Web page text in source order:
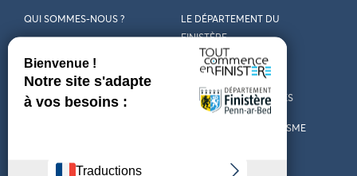
QUI SOMMES-NOUS ?
LE DÉPARTEMENT DU
FINISTÈRE
REJOIGNEZ-NOUS VENIR EN FINISTÈRE
CONTACT CARTES ET BROCHURES
LES OFFICES DE TOURISME